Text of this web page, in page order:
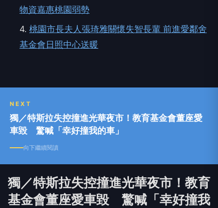
物資嘉惠桃園弱勢
4. 桃園市長夫人張琦雅關懷失智長輩 前進愛鄰舍
基金會日照中心送暖
NEXT
獨／特斯拉失控撞進光華夜市！教育基金會董座愛
車毀 驚喊「幸好撞我的車」
向下繼續閱讀
獨／特斯拉失控撞進光華夜市！教育
基金會董座愛車毀 驚喊「幸好撞我